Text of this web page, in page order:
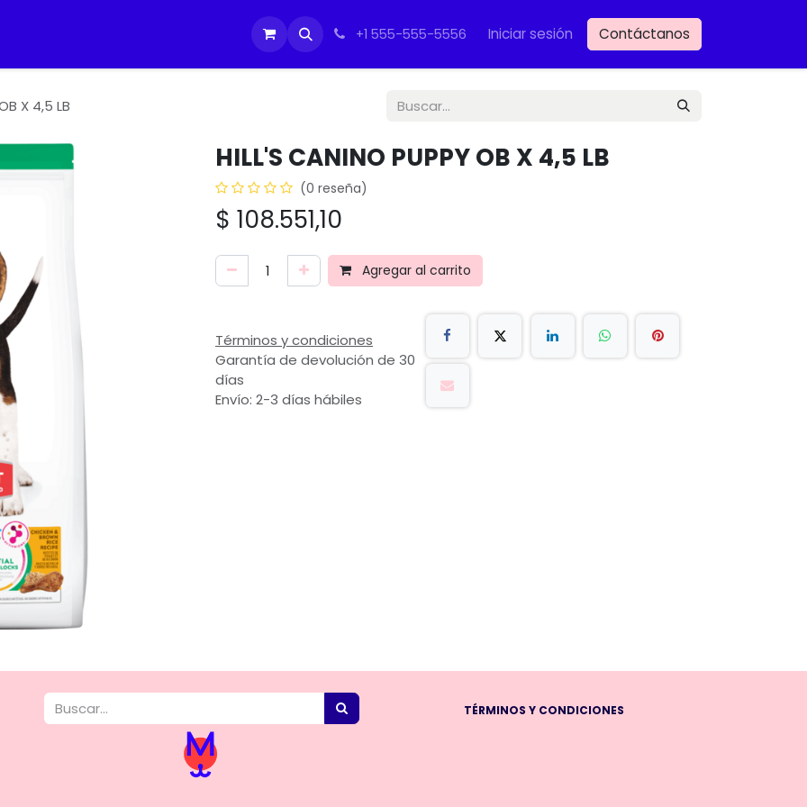
Ayuda Ayuda IMOVET
+1 555-555-5556 Iniciar sesión Contáctanos
X 4,5 LB
HILL'S CANINO PUPPY OB X 4,5 LB
(0 reseña)
$ 108.551,10
Agregar al carrito
Términos y condiciones
Garantía de devolución de 30
días
Envío: 2-3 días hábiles
TÉRMINOS Y CONDICIONES